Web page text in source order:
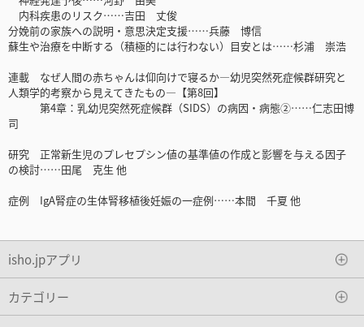
内科疾患のリスク……吉田 丈俊
分娩前の家族への説明・意思決定支援……兵藤 博信
蘇生や治療を中断する（積極的には行わない）目安とは……杉浦 崇浩
連載 なぜ人間の赤ちゃんは仰向けで寝るか―幼児突然死症候群研究と
人類学的考察から見えてきたもの―【第8回】
第4章：乳幼児突然死症候群（SIDS）の病因・病態②……仁志田博
司
研究 正常新生児のプレセプシン値の基準値の作成と影響を与える因子
の検討……田尾 克生 他
症例 IgA腎症の生体腎移植後妊娠の一症例……本間 千夏 他
isho.jpアプリ
カテゴリー